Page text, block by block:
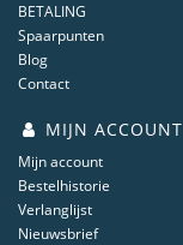
BETALING
Spaarpunten
Blog
Contact
MIJN ACCOUNT
Mijn account
Bestelhistorie
Verlanglijst
Nieuwsbrief